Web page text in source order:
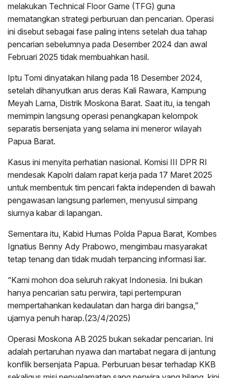
melakukan Technical Floor Game (TFG) guna
mematangkan strategi perburuan dan pencarian. Operasi
ini disebut sebagai fase paling intens setelah dua tahap
pencarian sebelumnya pada Desember 2024 dan awal
Februari 2025 tidak membuahkan hasil.
Iptu Tomi dinyatakan hilang pada 18 Desember 2024,
setelah dihanyutkan arus deras Kali Rawara, Kampung
Meyah Lama, Distrik Moskona Barat. Saat itu, ia tengah
memimpin langsung operasi penangkapan kelompok
separatis bersenjata yang selama ini meneror wilayah
Papua Barat.
Kasus ini menyita perhatian nasional. Komisi III DPR RI
mendesak Kapolri dalam rapat kerja pada 17 Maret 2025
untuk membentuk tim pencari fakta independen di bawah
pengawasan langsung parlemen, menyusul simpang
siurnya kabar di lapangan.
Sementara itu, Kabid Humas Polda Papua Barat, Kombes
Ignatius Benny Ady Prabowo, mengimbau masyarakat
tetap tenang dan tidak mudah terpancing informasi liar.
“Kami mohon doa seluruh rakyat Indonesia. Ini bukan
hanya pencarian satu perwira, tapi pertempuran
mempertahankan kedaulatan dan harga diri bangsa,”
ujarnya penuh harap.(23/4/2025)
Operasi Moskona AB 2025 bukan sekadar pencarian. Ini
adalah pertaruhan nyawa dan martabat negara di jantung
konflik bersenjata Papua. Perburuan besar terhadap KKB